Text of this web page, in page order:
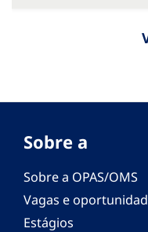
Sobre a
Sobre a OPAS/OMS
Vagas e
Estágios